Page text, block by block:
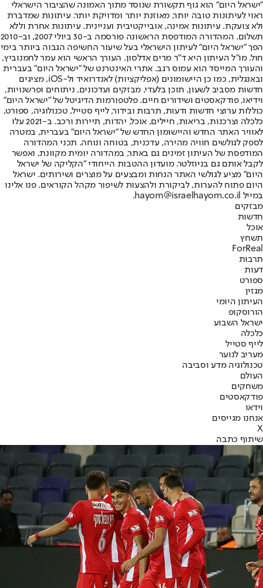
"ישראל היום" הוא גוף תקשורת שנוסד מתוך האמונה שהציבור הישראלי
ראוי לעיתונות טובה יותר, מאוזנת יותר ומדויקת יותר. עיתונות שמדברת
ולא צועקת. עיתונות אמינה, אובייקטיבית ועניינית. עיתונות אחרת וללא
תשלום. המהדורה המודפסת הראשונה פורסמה ב-30 ביולי 2007, וב-2010
הפך "ישראל היום" לעיתון הישראלי בעל שיעור החשיפה הגבוה ביותר בימי
חול. מו"ל העיתון היא ד"ר מרים אדלסון. העורך הראשי הוא עמר לחמנוביץ,
והעורך המייסד הוא עמוס רגב. אתרי האינטרנט של "ישראל היום" בעברית
ובאנגלית, כמו כן היישומונים (אפליקציות) לאנדרואיד ול-iOS, מציגים
חדשות מסביב לשעון, תוכן בלעדי, מבזקים ועדכונים, ניתוחים ופרשנויות,
וידיאו, פודקאסטים ושידורים חיים. פלטפורמות הדיגיטל של "ישראל היום"
כוללות ערוצי חדשות ודעות, תרבות ובידור, לייף סטייל, טכנולוגיה, ספורט,
כלכלה וצרכנות, בריאות, חיילים, אוכל, יהדות, תיירות ורכב. ב-2021 עלו
לאוויר האתר החדש והיישומון החדש של "ישראל היום" בעברית, במטרה
לספק לגולשים חוויה מהירה, עדכנית, בטוחה ונוחה. תכני המהדורה
המודפסת של העיתון זמינים גם באתר, במהדורה יומית מקוונת, ואפשר
לקבל אותם גם בניוזלטר. מועדון ההטבות הייחודי "הקליקה של ישראל
היום" מציע לגולשי האתר הנחות ומבצעים על מוצרים ושירותים. ישראל
היום פתוח להערות, לביקורת ולהצעות לשיפור מקהל הקוראים. פנו אלינו
במייל hayom@israelhayom.co.il.
מבזקים
חדשות
אוכל
תשחץ
ForReal
תרבות
דעות
ספורט
מגזין
העיתון היומי
הורוסקופ
ישראל השבוע
כלכלה
לייף סטייל
מעריב לנוער
טכנולוגיה מדע וסביבה
העולם
משחקים
פודקאסטים
וידאו
אנחנו מגייסים
X
שיתוף כתבה